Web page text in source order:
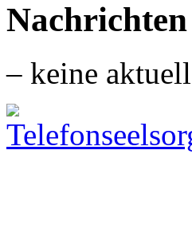
Nachrichten
– keine